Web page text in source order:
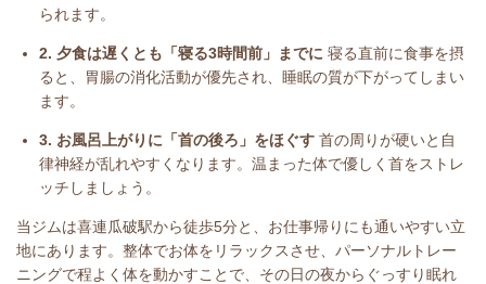
られます。
2. 夕食は遅くとも「寝る3時間前」までに 寝る直前に食事を摂
ると、胃腸の消化活動が優先され、睡眠の質が下がってしまい
ます。
3. お風呂上がりに「首の後ろ」をほぐす 首の周りが硬いと自
律神経が乱れやすくなります。温まった体で優しく首をストレ
ッチしましょう。
当ジムは喜連瓜破駅から徒歩5分と、お仕事帰りにも通いやすい立
地にあります。整体でお体をリラックスさせ、パーソナルトレー
ニングで程よく体を動かすことで、その日の夜からぐっすり眠れ